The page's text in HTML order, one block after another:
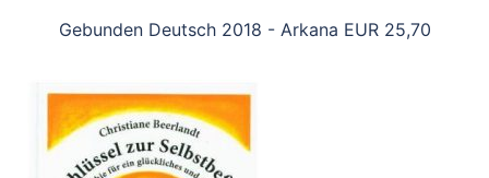
Gebunden Deutsch 2018 - Arkana EUR 25,70